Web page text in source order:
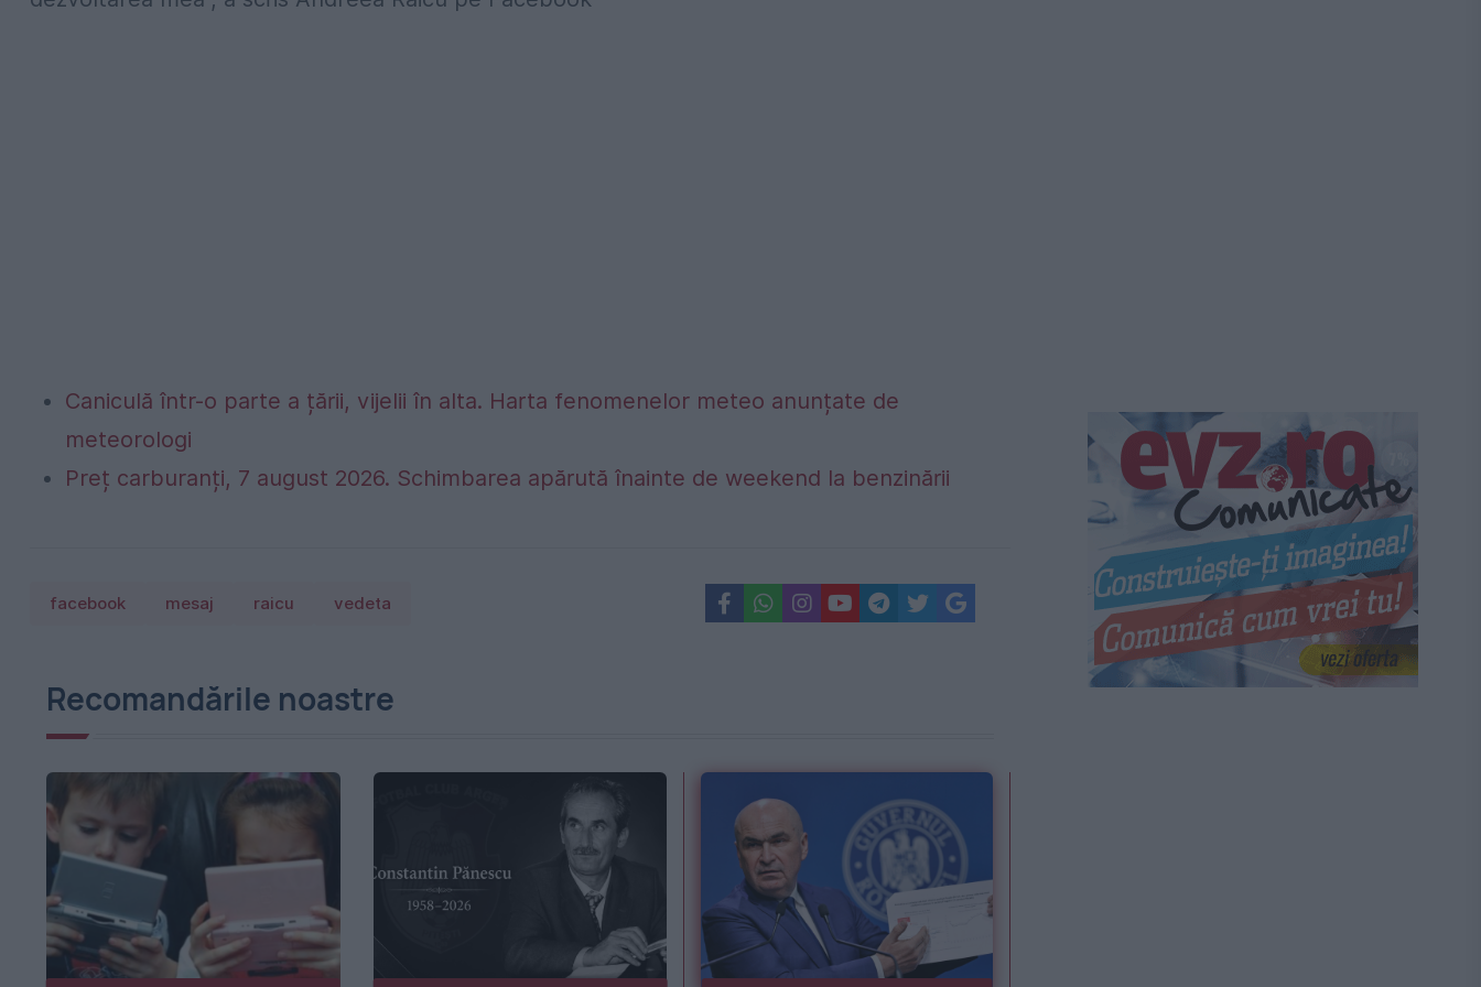
Caniculă într-o parte a țării, vijelii în alta. Harta fenomenelor meteo anunțate de
meteorologi
Preț carburanți, 7 august 2026. Schimbarea apărută înainte de weekend la benzinării
facebook mesaj raicu vedeta
Recomandările noastre